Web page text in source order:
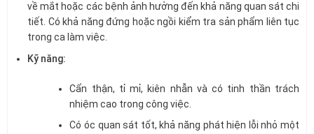
về mắt hoặc các bệnh ảnh hưởng đến khả năng quan sát chi
tiết. Có khả năng đứng hoặc ngồi kiểm tra sản phẩm liên tục
trong ca làm việc.
Kỹ năng:
Cẩn thận, tỉ mỉ, kiên nhẫn và có tinh thần trách
nhiệm cao trong công việc.
Có óc quan sát tốt, khả năng phát hiện lỗi nhỏ một